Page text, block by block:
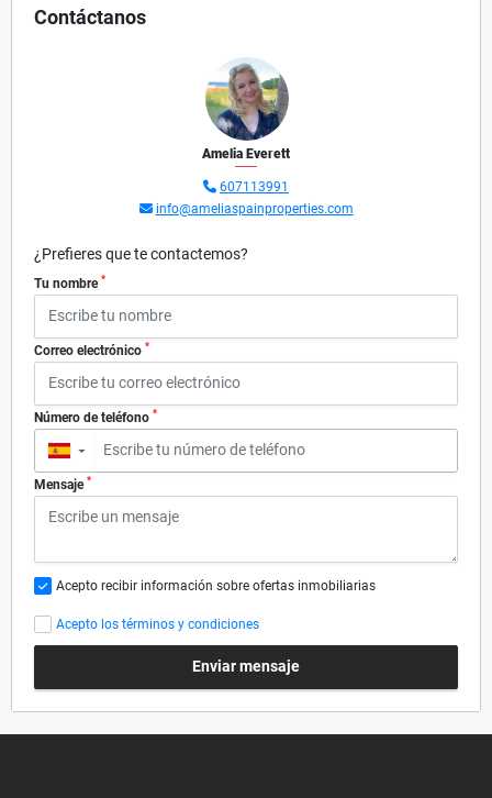
Contáctanos
Amelia Everett
607113991
info@ameliaspainproperties.com
¿Prefieres que te contactemos?
Tu nombre *
Correo electrónico *
Número de teléfono *
▼
Mensaje *
Acepto recibir información sobre ofertas inmobiliarias
Acepto los términos y condiciones
Enviar mensaje